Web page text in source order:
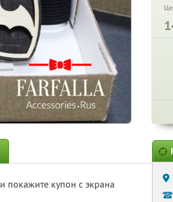
и покажите купон с экрана